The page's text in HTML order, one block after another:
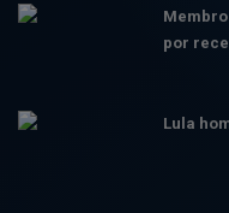
por
Lula